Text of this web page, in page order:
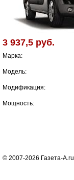
3 937,5 руб.
Марка:
Модель:
Модификация:
Мощность:
© 2007-2026 Газета-А.ru